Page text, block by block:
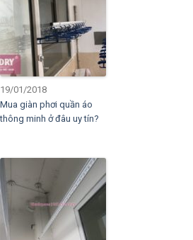
19/01/2018
Mua giàn phơi quần áo
thông minh ở đâu uy tín?